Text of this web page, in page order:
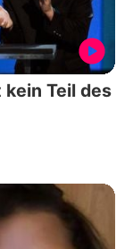
Teil des